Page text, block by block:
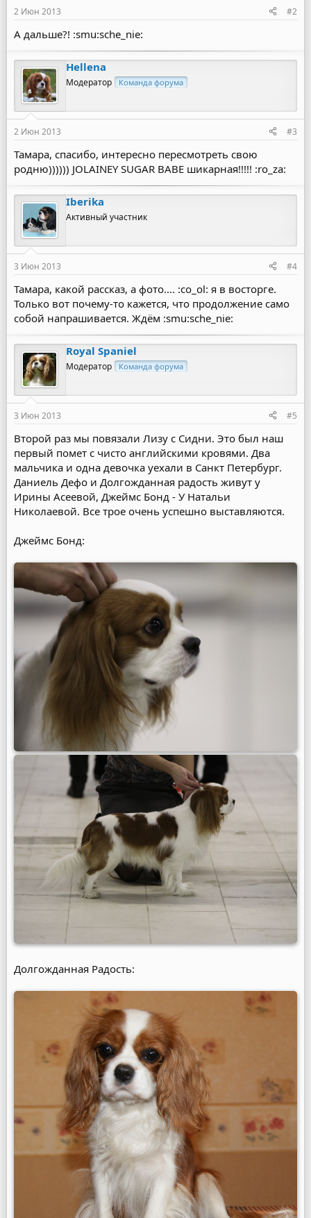
2 Июн 2013 #2
А дальше?! :smu:sche_nie:
Hellena
Модератор Команда форума
2 Июн 2013 #3
Тамара, спасибо, интересно пересмотреть свою
родню)))))) JOLAINEY SUGAR BABE шикарная!!!!! :ro_za:
Iberika
Активный участник
3 Июн 2013 #4
Тамара, какой рассказ, а фото.... :co_ol: я в восторге.
Только вот почему-то кажется, что продолжение само
собой напрашивается. Ждём :smu:sche_nie:
Royal Spaniel
Модератор Команда форума
3 Июн 2013 #5
Второй раз мы повязали Лизу с Сидни. Это был наш
первый помет с чисто английскими кровями. Два
мальчика и одна девочка уехали в Санкт Петербург.
Даниель Дефо и Долгожданная радость живут у
Ирины Асеевой, Джеймс Бонд - У Натальи
Николаевой. Все трое очень успешно выставляются.
Джеймс Бонд:
Долгожданная Радость: